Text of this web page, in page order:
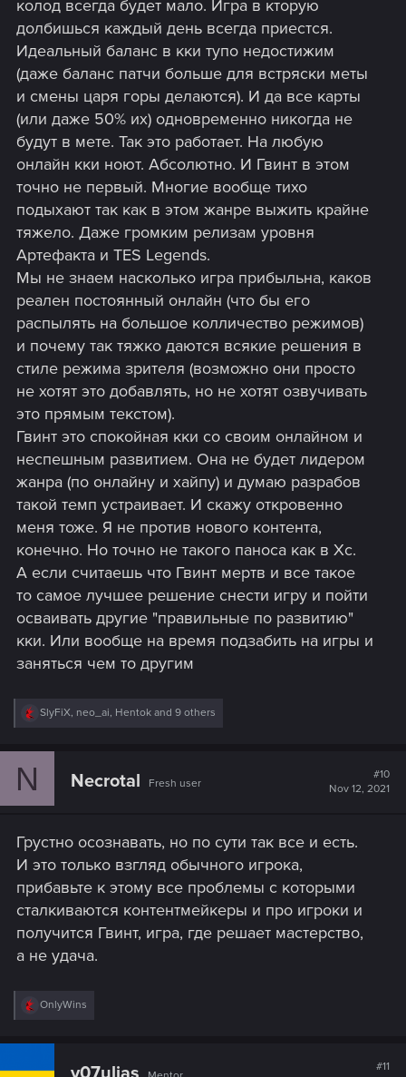
колод всегда будет мало. Игра в кторую
долбишься каждый день всегда приестся.
Идеальный баланс в кки тупо недостижим
(даже баланс патчи больше для встряски меты
и смены царя горы делаются). И да все карты
(или даже 50% их) одновременно никогда не
будут в мете. Так это работает. На любую
онлайн кки ноют. Абсолютно. И Гвинт в этом
точно не первый. Многие вообще тихо
подыхают так как в этом жанре выжить крайне
тяжело. Даже громким релизам уровня
Артефакта и TES Legends.
Мы не знаем насколько игра прибыльна, каков
реален постоянный онлайн (что бы его
распылять на большое колличество режимов)
и почему так тяжко даются всякие решения в
стиле режима зрителя (возможно они просто
не хотят это добавлять, но не хотят озвучивать
это прямым текстом).
Гвинт это спокойная кки со своим онлайном и
неспешным развитием. Она не будет лидером
жанра (по онлайну и хайпу) и думаю разрабов
такой темп устраивает. И скажу откровенно
меня тоже. Я не против нового контента,
конечно. Но точно не такого паноса как в Хс.
А если считаешь что Гвинт мертв и все такое
то самое лучшее решение снести игру и пойти
осваивать другие "правильные по развитию"
кки. Или вообще на время подзабить на игры и
заняться чем то другим
R
c
:
SlyFiX, neo_ai, Hentok and 9 others
N Necrotal Fresh user
#10
Nov 12, 2021
Грустно осознавать, но по сути так все и есть.
И это только взгляд обычного игрока,
прибавьте к этому все проблемы с которыми
сталкиваются контентмейкеры и про игроки и
получится Гвинт, игра, где решает мастерство,
а не удача.
R
c
OnlyWins
#11